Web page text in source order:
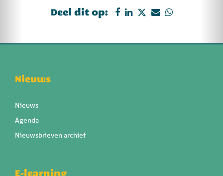
Deel dit op:
Nieuws
Nieuws
Agenda
Nieuwsbrieven archief
E-learning